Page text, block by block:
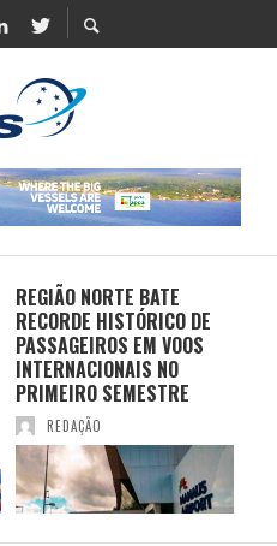
REGIÃO NORTE BATE
RECORDE HISTÓRICO DE
PASSAGEIROS EM VOOS
INTERNACIONAIS NO
PRIMEIRO SEMESTRE
REDAÇÃO